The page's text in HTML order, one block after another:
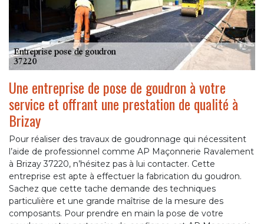
Une entreprise de pose de goudron à votre
service et offrant une prestation de qualité à
Brizay
Pour réaliser des travaux de goudronnage qui nécessitent
l’aide de professionnel comme AP Maçonnerie Ravalement
à Brizay 37220, n’hésitez pas à lui contacter. Cette
entreprise est apte à effectuer la fabrication du goudron.
Sachez que cette tache demande des techniques
particulière et une grande maîtrise de la mesure des
composants. Pour prendre en main la pose de votre